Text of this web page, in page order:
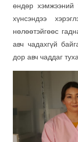
өндөр хэмжээний
хүнсэндээ
нөлөөтэйгөөс
авч чадахгүй
дор авч чаддаг